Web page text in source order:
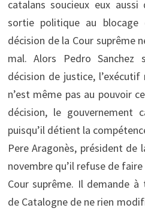
catalans soucieux eux
sortie politique au blocage
décision de la Cour suprême
mal. Alors Pedro Sanchez
décision de justice, l’exécutif
n’est même pas au pouvoir
décision, le gouvernement
puisqu’il détient la
Pere Aragonès, président de
novembre qu’il refuse de
Cour suprême. Il demande
de Catalogne de ne rien